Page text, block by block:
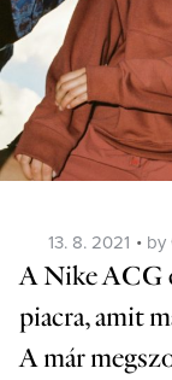
Posted
on
13. 8. 2021 by
A Nike ACG
piacra, amit
A már